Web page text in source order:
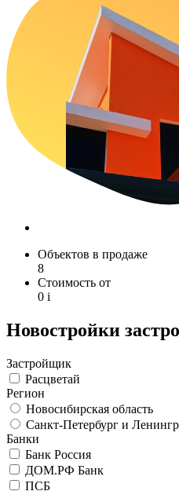
Объектов в продаже
8
Стоимость от
0 i
Новостройки
Застройщик
Расцветай
Регион
Новосибирская область
Санкт-Петербург и
Банки
Банк Россия
ДОМ.РФ Банк
ПСБ